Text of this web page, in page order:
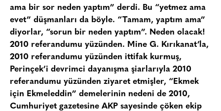
ama bir sor neden yaptım” derdi. Bu “yetmez ama
evet” düşmanları da böyle. “Tamam, yaptım ama”
diyorlar, “sorun bir neden yaptım”. Neden olacak!
2010 referandumu yüzünden. Mine G. Kırıkanat’la,
2010 referandumu yüzünden ittifak kurmuş,
Perinçek’i devrimci dayanışma şiarlarıyla 2010
referandumu yüzünden ziyaret etmişler, “Ekmek
için Ekmeleddin” demelerinin nedeni de 2010,
Cumhuriyet gazetesine AKP sayesinde çöken ekip